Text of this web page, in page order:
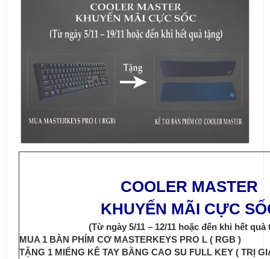
COOLER MASTER
KHUYẾN MÃI CỰC
(Từ ngày 5/11 – 12/11 hoặc đến khi hết quà
MUA 1 BÀN PHÍM CƠ MASTERKEYS PRO L ( RGB )
TẶNG 1 MIẾNG KÊ TAY BẰNG CAO SU FULL KEY ( TRỊ